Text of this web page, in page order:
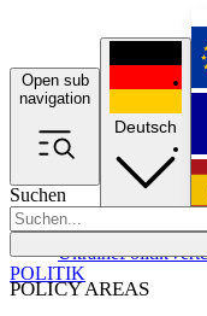
Open sub
navigation
Suchen
POLICY AREAS
UkrainePolitik
Deutsch
POLITIK